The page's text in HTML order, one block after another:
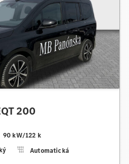
200
90 kW/122 k
Automatická